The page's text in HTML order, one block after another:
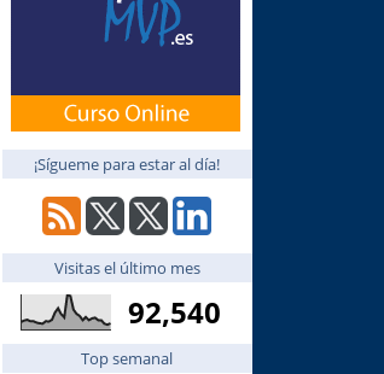
¡Sígueme para estar al día!
Visitas el último mes
92,540
Top semanal